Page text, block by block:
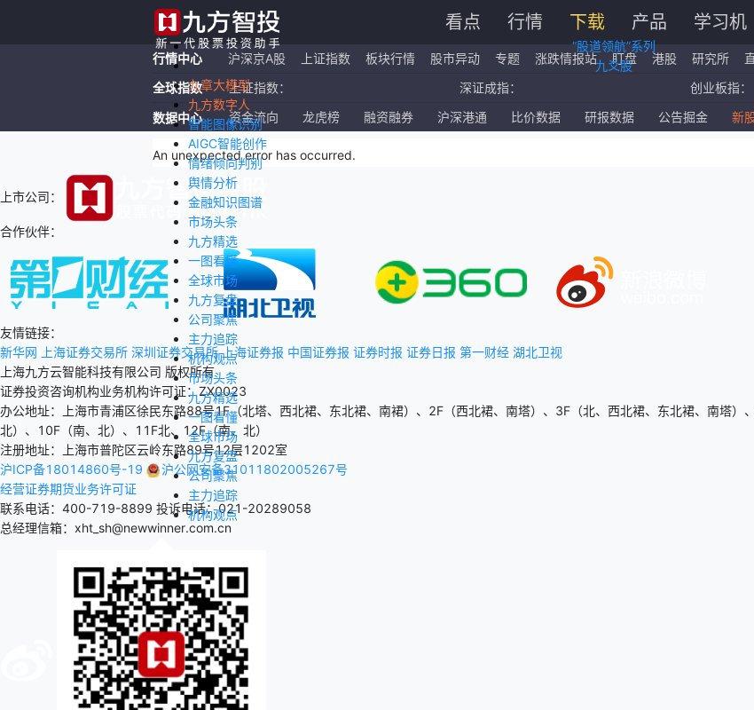
看点 行情 下载 产品 学习机
“股道领航”系列
九爻股
九章大模型
九方数字人
智能图像识别
AIGC智能创作
情绪倾向判别
舆情分析
金融知识图谱
市场头条
九方精选
一图看懂
全球市场
九方复盘
公司聚焦
主力追踪
机构观点
市场头条
九方精选
一图看懂
全球市场
九方复盘
公司聚焦
主力追踪
机构观点
行情中心 沪深京A股 上证指数 板块行情 股市异动 专题 涨跌情报站 盯盘 港股 研究所
全球指数
上证指数： 深证成指：
创业板指：
恒生指数：
国企指数：
红筹指数：
纳斯达克ETF：
数据中心 资金流向 龙虎榜 融资融券 沪深港通 比价数据 研报数据 公告掘金 新
An unexpected error has occurred.
上市公司：
合作伙伴：
友情链接：
新华网
上海证券交易所 深圳证券交易所 上海证券报 中国证券报 证券时报 证券日报 第一财经 湖北卫视
上海九方云智能科技有限公司 版权所有
证券投资咨询机构业务机构许可证：ZX0023
办公地址：上海市青浦区徐民东路88号1F（北塔、西北裙、东北裙、南裙）、2F（西北裙、南塔）、3F（北、西北裙、东北裙、南塔）
北）、10F（南、北）、11F北、12F（南、北）
注册地址：上海市普陀区云岭东路89号12层1202室
沪ICP备18014860号-19
沪公网安备31011802005267号
经营证券期货业务许可证
联系电话：400-719-8899 投诉电话：021-20289058
总经理信箱：xht_sh@newwinner.com.cn